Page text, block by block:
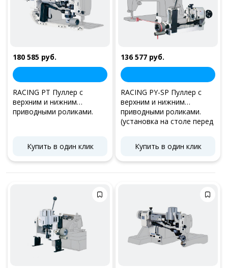
180 585 руб.
RACING PT Пуллер с
верхним и нижним
приводными роликами.
Купить в один клик
136 577 руб.
RACING PY-SP Пуллер с
верхним и нижним
приводными роликами.
(установка на столе перед
Купить в один клик